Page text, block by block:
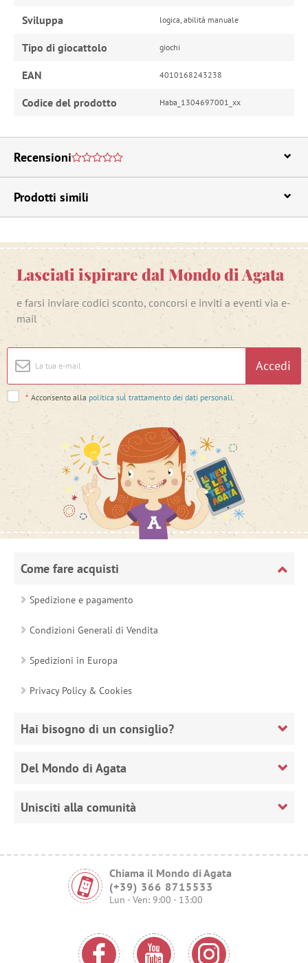
Sviluppa logica, abilità manuale
Tipo di giocattolo giochi
EAN 4010168243238
Codice del prodotto Haba_1304697001_xx
Recensioni
Prodotti simili
Lasciati ispirare dal Mondo di Agata
e farsi inviare codici sconto, concorsi e inviti a eventi via e-
mail
Accedi
* Acconsento alla politica sul trattamento dei dati personali
Come fare acquisti
Spedizione e pagamento
Condizioni Generali di Vendita
Spedizioni in Europa
Privacy Policy & Cookies
Hai bisogno di un consiglio?
Del Mondo di Agata
Unisciti alla comunità
Chiama il Mondo di Agata
(+39) 366 8715533
Lun - Ven: 9:00 - 13:00